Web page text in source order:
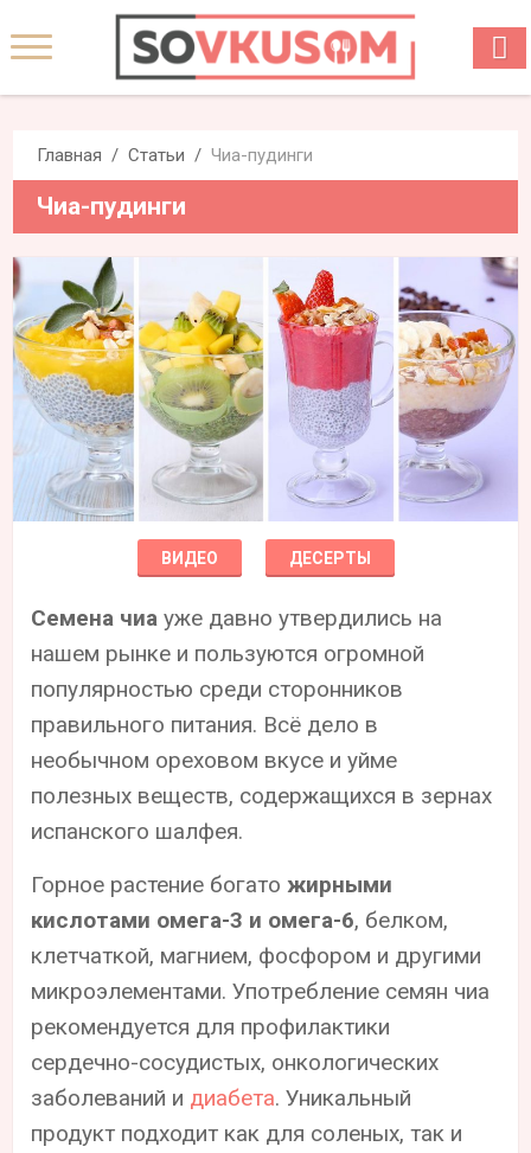
Главная Статьи Чиа-пудинги
Чиа-пудинги
ВИДЕО ДЕСЕРТЫ
Семена чиа уже давно утвердились на
нашем рынке и пользуются огромной
популярностью среди сторонников
правильного питания. Всё дело в
необычном ореховом вкусе и уйме
полезных веществ, содержащихся в зернах
испанского шалфея.
Горное растение богатожирными
кислотами омега-3 и омега-6, белком,
клетчаткой, магнием, фосфором и другими
микроэлементами. Употребление семян чиа
рекомендуется для профилактики
сердечно-сосудистых, онкологических
заболеваний и диабета. Уникальный
продукт подходит как для соленых, так и